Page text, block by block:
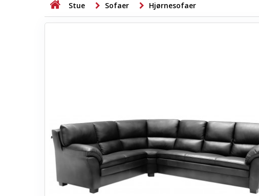
Stue Sofaer Hjørnesofaer